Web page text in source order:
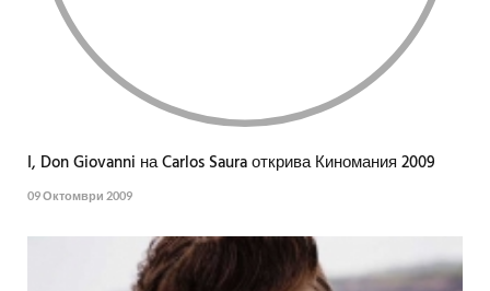
I, Don Giovanni на Carlos Saura открива Киномания 2009
09 Октомври 2009